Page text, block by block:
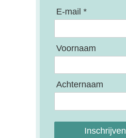
E-mail *
Voornaam
Achternaam
Inschrijven